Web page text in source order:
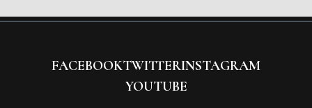
FACEBOOKTWITTERINSTAGRAM
YOUTUBE